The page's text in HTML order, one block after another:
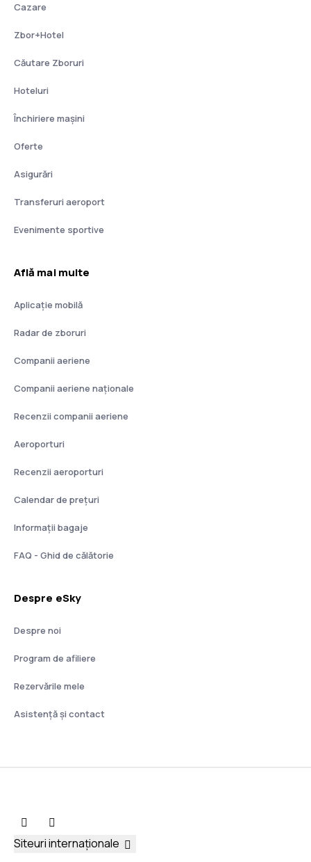
Cazare
Zbor+Hotel
Căutare Zboruri
Hoteluri
Închiriere mașini
Oferte
Asigurări
Transferuri aeroport
Evenimente sportive
Află mai multe
Aplicație mobilă
Radar de zboruri
Companii aeriene
Companii aeriene naţionale
Recenzii companii aeriene
Aeroporturi
Recenzii aeroporturi
Calendar de prețuri
Informații bagaje
FAQ - Ghid de călătorie
Despre eSky
Despre noi
Program de afiliere
Rezervările mele
Asistenţă şi contact
Siteuri internaționale